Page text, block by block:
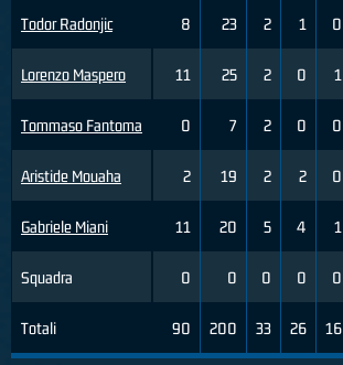
Todor Radonjic
Lorenzo Maspero
Tommaso Fantoma
Aristide Mouaha
Gabriele Miani
Squadra
Totali
8 23 2 1 0
11 25 2 0 1
0 7 2 0 0
2 19 2 2 0
11 20 5 4 1
0 0 0 0 0
90 200 33 26 16